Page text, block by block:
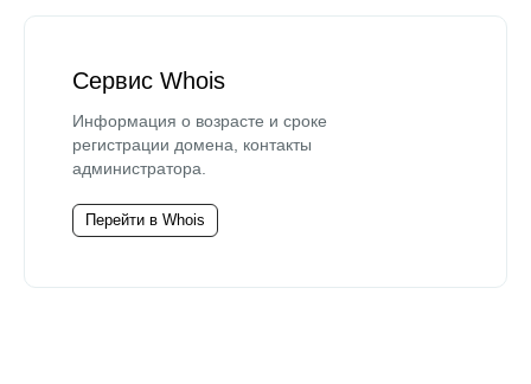
Сервис Whois
Информация о возрасте и сроке
регистрации домена, контакты
администратора.
Перейти в Whois